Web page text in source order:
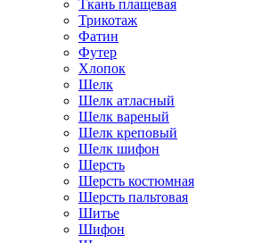
Ткань плащевая
Трикотаж
Фатин
Футер
Хлопок
Шелк
Шелк атласный
Шелк вареный
Шелк креповый
Шелк шифон
Шерсть
Шерсть костюмная
Шерсть пальтовая
Шитье
Шифон